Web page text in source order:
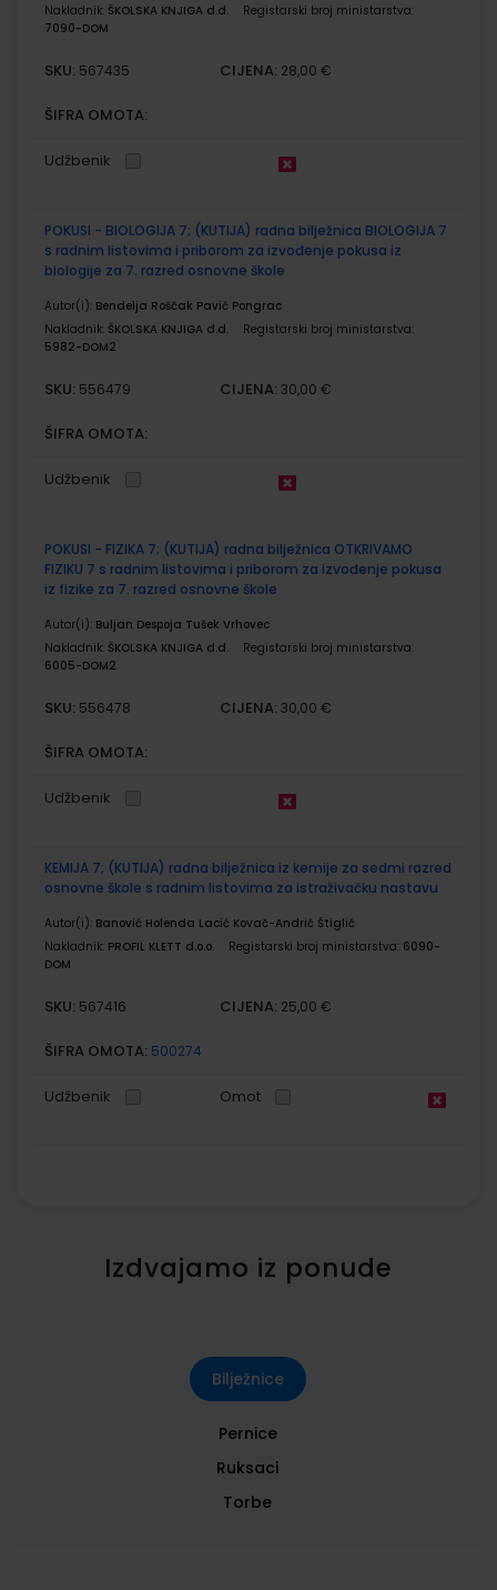
Nakladnik: ŠKOLSKA KNJIGA d.d.
Registarski broj ministarstva:
7090-DOM
SKU: 567435 CIJENA: 28,00 €
ŠIFRA OMOTA:
Udžbenik
POKUSI - BIOLOGIJA 7; (KUTIJA) radna bilježnica BIOLOGIJA 7
s radnim listovima i priborom za izvođenje pokusa iz
biologije za 7. razred osnovne škole
Autor(i): Bendelja Roščak Pavić Pongrac
Nakladnik: ŠKOLSKA KNJIGA d.d.
Registarski broj ministarstva:
5982-DOM2
SKU: 556479 CIJENA: 30,00 €
ŠIFRA OMOTA:
Udžbenik
POKUSI - FIZIKA 7; (KUTIJA) radna bilježnica OTKRIVAMO
FIZIKU 7 s radnim listovima i priborom za izvođenje pokusa
iz fizike za 7. razred osnovne škole
Autor(i): Buljan Despoja Tušek Vrhovec
Nakladnik: ŠKOLSKA KNJIGA d.d.
Registarski broj ministarstva:
6005-DOM2
SKU: 556478 CIJENA: 30,00 €
ŠIFRA OMOTA:
Udžbenik
KEMIJA 7; (KUTIJA) radna bilježnica iz kemije za sedmi razred
osnovne škole s radnim listovima za istraživačku nastavu
Autor(i): Banović Holenda Lacić Kovač-Andrić Štiglić
Nakladnik: PROFIL KLETT d.o.o. Registarski broj ministarstva: 6090-
DOM
SKU: 567416 CIJENA: 25,00 €
ŠIFRA OMOTA: 500274
Udžbenik Omot
Izdvajamo iz ponude
Bilježnice
Pernice
Ruksaci
Torbe